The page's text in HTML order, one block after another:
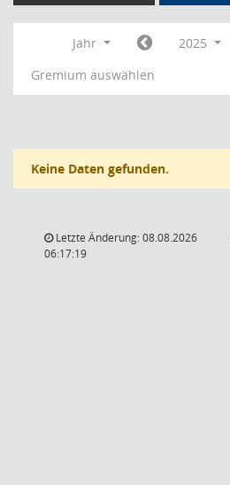
Jahr
2025
Gremium auswählen
Keine Daten gefunden.
Letzte Änderung: 08.08.2026
06:17:19